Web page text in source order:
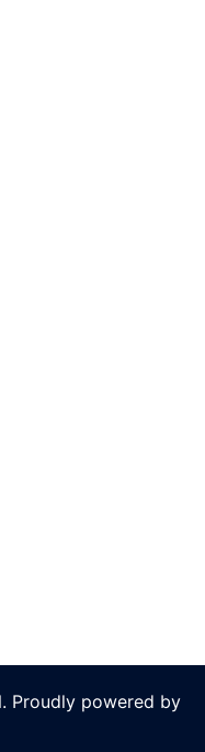
Proudly powered by